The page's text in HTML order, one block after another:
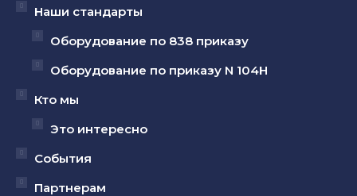
окнеокнеокне
Наши стандарты
Оборудование по 838 приказу
Оборудование по приказу N 104Н
Кто мы
Это интересно
События
Партнерам